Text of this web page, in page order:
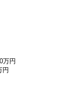
の希望に応じて決算
トしますので、安心
行って頂きます。決
チェックがあります。
がら実務を経験する
実施企業」の認定を
ておりますので、当
バーとして運営をス
技術を取り扱うお客
あることから資格取
万円
円